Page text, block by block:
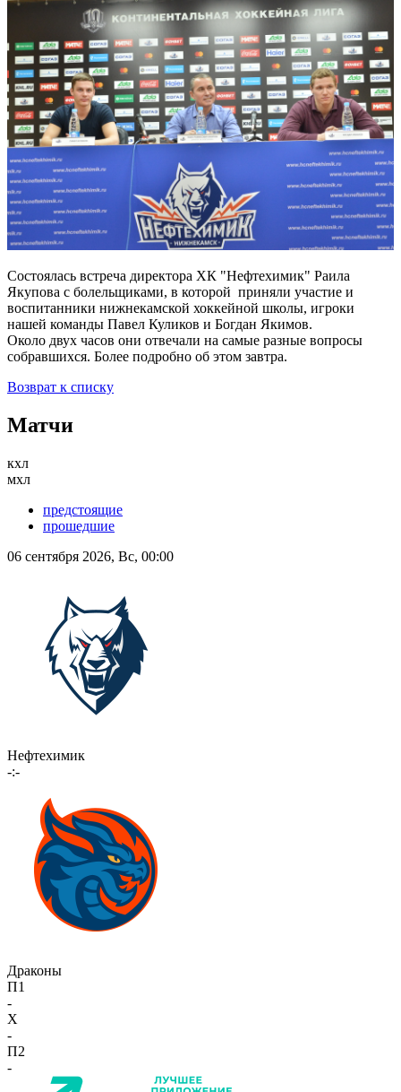
Состоялась встреча директора ХК "Нефтехимик" Раила
Якупова с болельщиками, в которой приняли участие и
воспитанники нижнекамской хоккейной школы, игроки
нашей команды Павел Куликов и Богдан Якимов.
Около двух часов они отвечали на самые разные вопросы
собравшихся. Более подробно об этом завтра.
Возврат к списку
Матчи
кхл
мхл
предстоящие
прошедшие
06 сентября 2026, Вс, 00:00
Нефтехимик
-:-
Драконы
П1
-
X
-
П2
-